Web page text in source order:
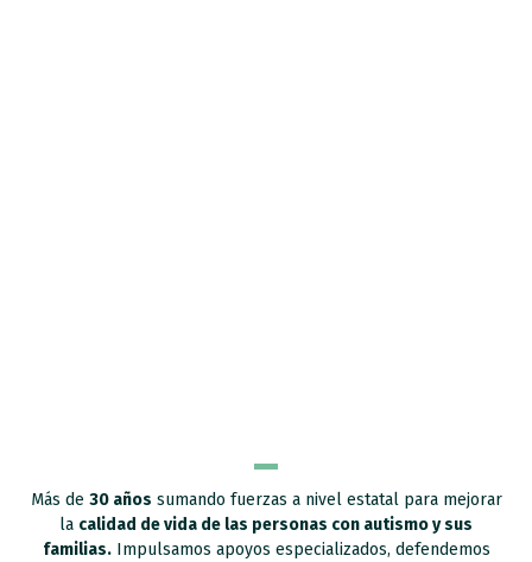
Más de 30 años sumando fuerzas a nivel estatal para mejorar
la calidad de vida de las personas con autismo y sus
familias.Impulsamos apoyos especializados, defendemos